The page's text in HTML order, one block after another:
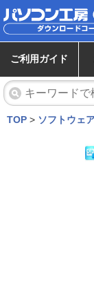
ご利用ガイド
TOP > ソフトウェ